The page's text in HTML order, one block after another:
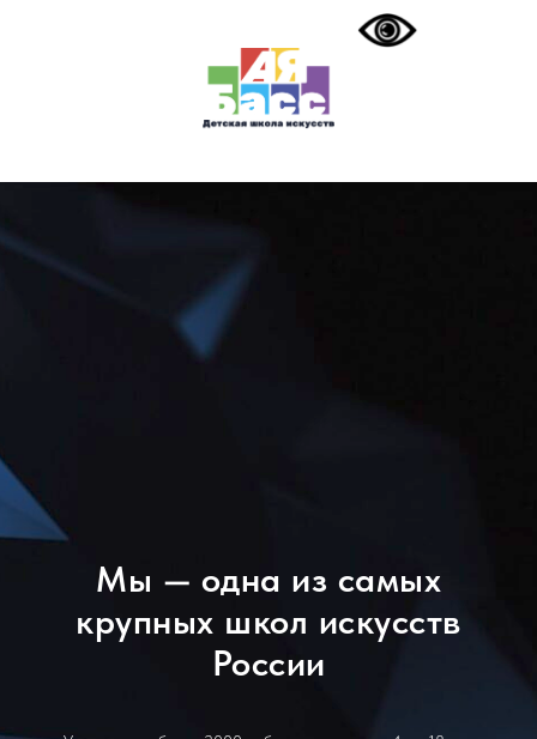
Мы — одна из самых
крупных школ искусств
России